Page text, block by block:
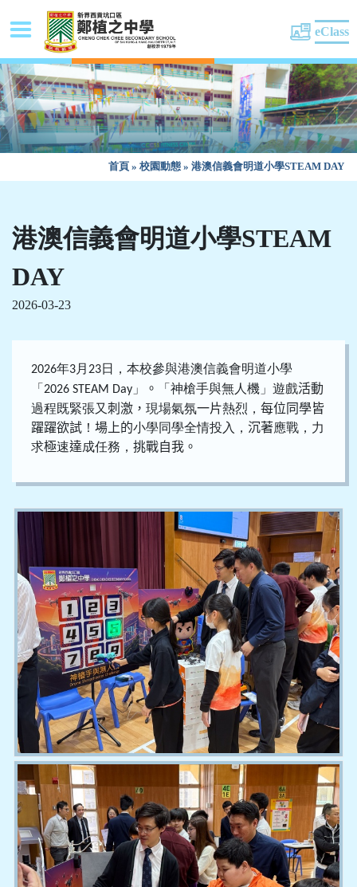
eClass
首頁 » 校園動態 » 港澳信義會明道小學STEAM DAY
港澳信義會明道小學STEAM
DAY
2026-03-23
2026年3月 23日，本校參與港澳信義會明道小學
「 2026 STEAM Day 」 。 「神槍手與無人機」遊戲活動
過程既緊張又 刺激， 現場氣氛一片熱烈， 每位同學皆
躍躍欲試 ！ 場上的小學同學全情投入， 沉著應戰，力
求極速達成任務， 挑戰自我。